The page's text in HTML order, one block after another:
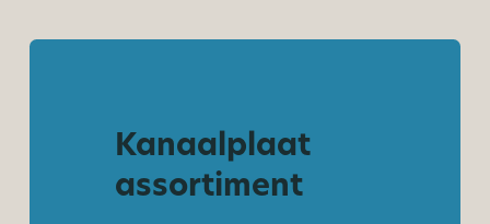
Kanaalplaat
assortiment